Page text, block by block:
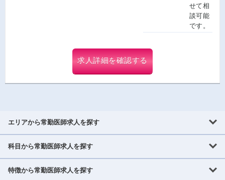
せて相
談可能
です。
求人詳細を確認する
エリアから常勤医師求人を探す
北海道・東北
北海道 青森県 岩手県
科目から常勤医師求人を探す
内科系
特徴から常勤医師求人を探す